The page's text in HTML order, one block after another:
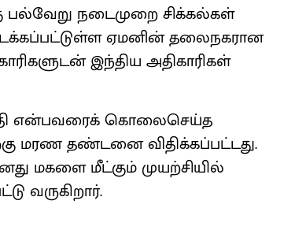
பல்வேறு நடைமுறை சிக்கல்கள்
ஏமனின் தலைநகரான
இந்திய அதிகாரிகள்
என்பவரைக் கொலைசெய்த
மரண தண்டனை விதிக்கப்பட்டது.
மகளை மீட்கும் முயற்சியில்
வருகிறார்.